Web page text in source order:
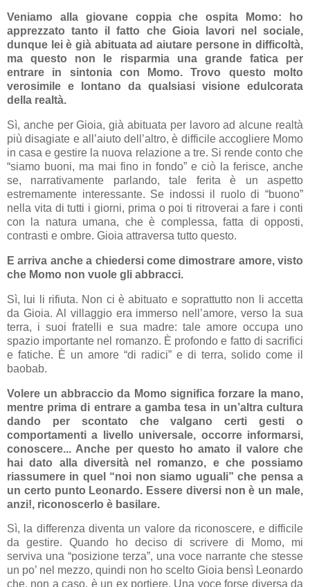
Veniamo alla giovane coppia che ospita Momo: ho
apprezzato tanto il fatto che Gioia lavori nel sociale,
dunque lei è già abituata ad aiutare persone in difficoltà,
ma questo non le risparmia una grande fatica per
entrare in sintonia con Momo. Trovo questo molto
verosimile e lontano da qualsiasi visione edulcorata
della realtà.
Sì, anche per Gioia, già abituata per lavoro ad alcune realtà
più disagiate e all’aiuto dell’altro, è difficile accogliere Momo
in casa e gestire la nuova relazione a tre. Si rende conto che
“siamo buoni, ma mai fino in fondo” e ciò la ferisce, anche
se, narrativamente parlando, tale ferita è un aspetto
estremamente interessante. Se indossi il ruolo di “buono”
nella vita di tutti i giorni, prima o poi ti ritroverai a fare i conti
con la natura umana, che è complessa, fatta di opposti,
contrasti e ombre. Gioia attraversa tutto questo.
E arriva anche a chiedersi come dimostrare amore, visto
che Momo non vuole gli abbracci.
Sì, lui li rifiuta. Non ci è abituato e soprattutto non li accetta
da Gioia. Al villaggio era immerso nell’amore, verso la sua
terra, i suoi fratelli e sua madre: tale amore occupa uno
spazio importante nel romanzo. È profondo e fatto di sacrifici
e fatiche. È un amore “di radici” e di terra, solido come il
baobab.
Volere un abbraccio da Momo significa forzare la mano,
mentre prima di entrare a gamba tesa in un’altra cultura
dando per scontato che valgano certi gesti o
comportamenti a livello universale, occorre informarsi,
conoscere... Anche per questo ho amato il valore che
hai dato alla diversità nel romanzo, e che possiamo
riassumere in quel “noi non siamo uguali” che pensa a
un certo punto Leonardo. Essere diversi non è un male,
anzi!, riconoscerlo è basilare.
Sì, la differenza diventa un valore da riconoscere, e difficile
da gestire. Quando ho deciso di scrivere di Momo, mi
serviva una “posizione terza”, una voce narrante che stesse
un po’ nel mezzo, quindi non ho scelto Gioia bensì Leonardo
che, non a caso, è un ex portiere. Una voce forse diversa da